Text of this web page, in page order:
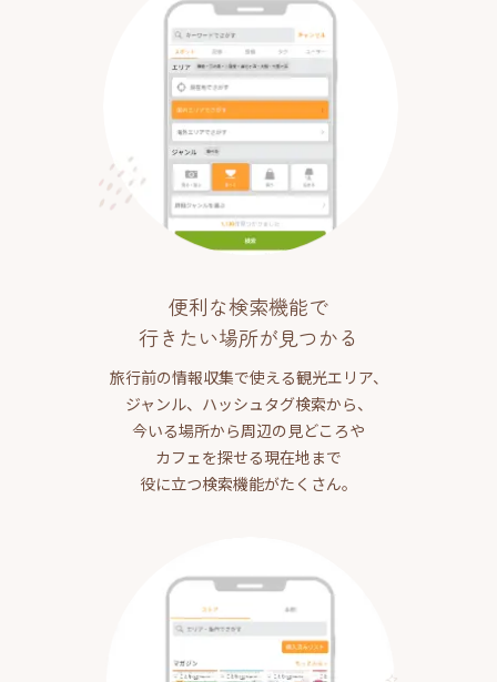
便利な検索機能で
行きたい場所が見つかる
旅行前の情報収集で使える観光エリア、
ジャンル、ハッシュタグ検索から、
今いる場所から周辺の見どころや
カフェを探せる現在地まで
役に立つ検索機能がたくさん。